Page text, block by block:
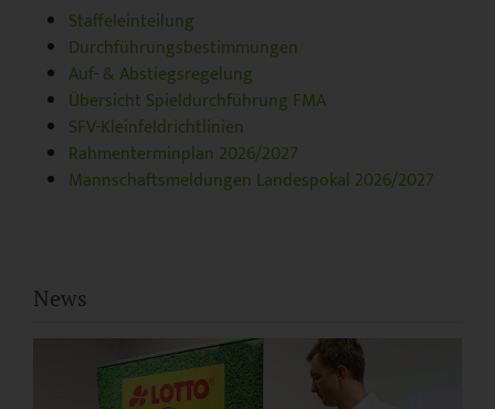
Staffeleinteilung
Durchführungsbestimmungen
Auf- & Abstiegsregelung
Übersicht Spieldurchführung FMA
SFV-Kleinfeldrichtlinien
Rahmenterminplan 2026/2027
Mannschaftsmeldungen Landespokal 2026/2027
News